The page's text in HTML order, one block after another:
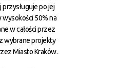
przysługuje po jej
wysokości 50% na
w całości przez
wybrane projekty
Miasto Kraków.